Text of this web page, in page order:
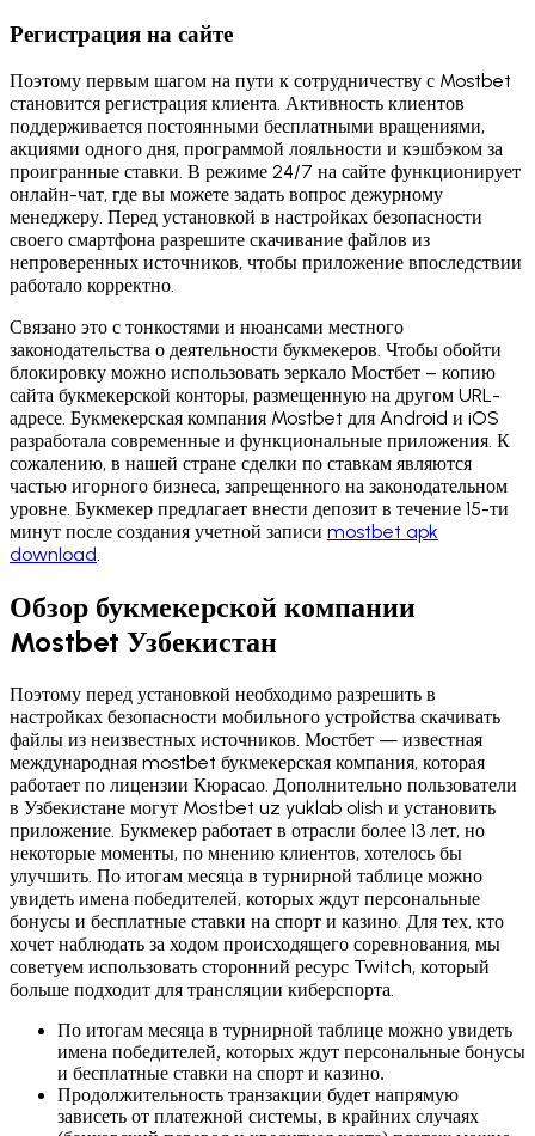
Регистрация на сайте
Поэтому первым шагом на пути к сотрудничеству с Mostbet
становится регистрация клиента. Активность клиентов
поддерживается постоянными бесплатными вращениями,
акциями одного дня, программой лояльности и кэшбэком за
проигранные ставки. В режиме 24/7 на сайте функционирует
онлайн-чат, где вы можете задать вопрос дежурному
менеджеру. Перед установкой в настройках безопасности
своего смартфона разрешите скачивание файлов из
непроверенных источников, чтобы приложение впоследствии
работало корректно.
Связано это с тонкостями и нюансами местного
законодательства о деятельности букмекеров. Чтобы обойти
блокировку можно использовать зеркало Мостбет – копию
сайта букмекерской конторы, размещенную на другом URL-
адресе. Букмекерская компания Mostbet для Android и iOS
разработала современные и функциональные приложения. К
сожалению, в нашей стране сделки по ставкам являются
частью игорного бизнеса, запрещенного на законодательном
уровне. Букмекер предлагает внести депозит в течение 15-ти
минут после создания учетной записи mostbet apk
download.
Обзор букмекерской компании
Mostbet Узбекистан
Поэтому перед установкой необходимо разрешить в
настройках безопасности мобильного устройства скачивать
файлы из неизвестных источников. Мостбет — известная
международная mostbet букмекерская компания, которая
работает по лицензии Кюрасао. Дополнительно пользователи
в Узбекистане могут Mostbet uz yuklab olish и установить
приложение. Букмекер работает в отрасли более 13 лет, но
некоторые моменты, по мнению клиентов, хотелось бы
улучшить. По итогам месяца в турнирной таблице можно
увидеть имена победителей, которых ждут персональные
бонусы и бесплатные ставки на спорт и казино. Для тех, кто
хочет наблюдать за ходом происходящего соревнования, мы
советуем использовать сторонний ресурс Twitch, который
больше подходит для трансляции киберспорта.
По итогам месяца в турнирной таблице можно увидеть
имена победителей, которых ждут персональные бонусы
и бесплатные ставки на спорт и казино.
Продолжительность транзакции будет напрямую
зависеть от платежной системы, в крайних случаях